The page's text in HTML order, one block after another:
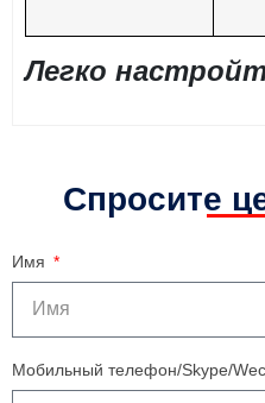
Легко
Спросите
Имя
Мобильный телефон/Skype/